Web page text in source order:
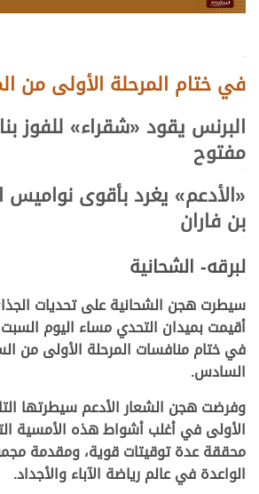
.
في ختام المرحلة الأولى من.
البرنس يقود «شقراء» للفوز
مفتوح.
«الأدعم» يغرد بأقوى نواميس
بن فاران.
لبرقه- الشحانية
سيطرت هجن الشحانية على تحديات
في ختام منافسات المرحلة الأولى من
السادس.
وفرضت هجن الشعار الأدعم سيطرتها
الأولى في أغلب أشواط هذه الأمسية
محققة عدة توقيتات قوية، ومقدمة
الواعدة في عالم رياضة الآباء والأجداد.